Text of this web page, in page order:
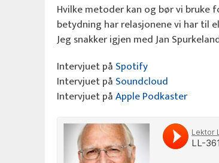
Hvilke metoder kan og bør vi bruke
betydning har relasjonene vi har til
Jeg snakker igjen med Jan
Intervjuet på Spotify
Intervjuet på Soundcloud
Intervjuet påApple Podkaster